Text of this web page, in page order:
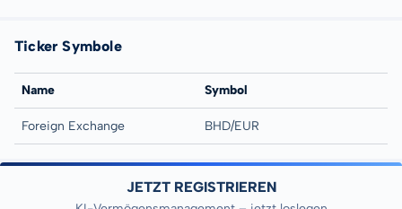
Ticker Symbole
Name Symbol
Foreign Exchange BHD/EUR
JETZT REGISTRIEREN